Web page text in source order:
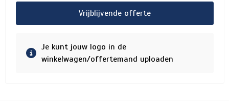
Vrijblijvende offerte
Je kunt jouw logo in de
winkelwagen/offertemand uploaden